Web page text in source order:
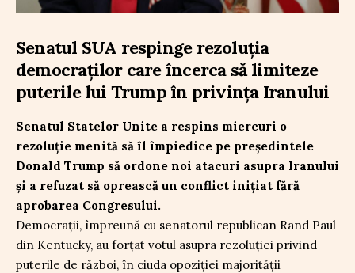
Senatul SUA respinge rezoluția
democraților care încerca să limiteze
puterile lui Trump în privința Iranului
Senatul Statelor Unite a respins miercuri o
rezoluție menită să îl împiedice pe președintele
Donald Trump să ordone noi atacuri asupra Iranului
și a refuzat să oprească un conflict inițiat fără
aprobarea Congresului.
Democrații, împreună cu senatorul republican Rand Paul
din Kentucky, au forțat votul asupra rezoluției privind
puterile de război, în ciuda opoziției majorității